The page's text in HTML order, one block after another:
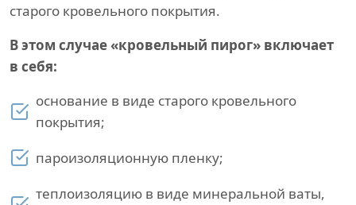
старого кровельного покрытия.
В этом случае «кровельный пирог» включает
в себя:
основание в виде старого кровельного
покрытия;
пароизоляционную пленку;
теплоизоляцию в виде минеральной ваты,